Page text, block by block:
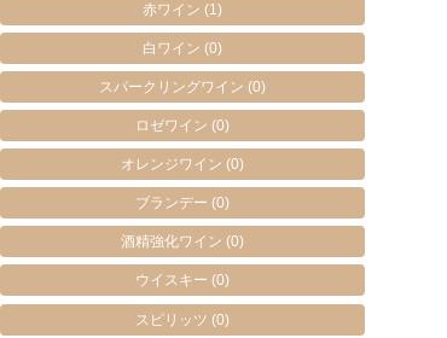
赤ワイン(1)
白ワイン(0)
スパークリングワイン(0)
ロゼワイン(0)
オレンジワイン(0)
ブランデー(0)
酒精強化ワイン(0)
ウイスキー(0)
スピリッツ(0)